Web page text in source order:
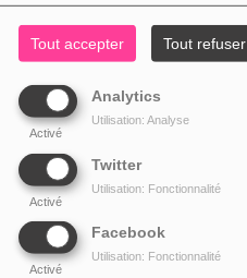
Tout accepter Tout refuser
Analytics
Activé
Utilisation: Analyse
Twitter
Activé
Utilisation: Fonctionnalité
Facebook
Activé
Utilisation: Fonctionnalité